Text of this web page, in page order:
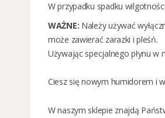
W przypadku spadku
WAŻNE: Należy używać
może zawierać zarazki i pleśń.
Używając specjalnego płynu w
Ciesz się nowym humidorem i
W naszym sklepie znajdą